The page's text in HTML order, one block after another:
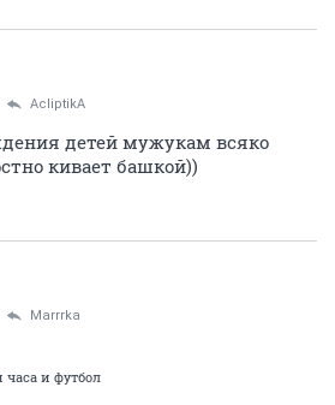
рожала, на улице минус
я ее как роддом отвез, пешком
от холода .... хотя идти от 2-
Южного Вокзала надо было
а потом меня и братца на
ДОБРОДУШНО-
подобрал и отвез
(имею в виду всех женщин
в момент рождения
одно и тоже...А вот если
тут я думаю на пару кофеен